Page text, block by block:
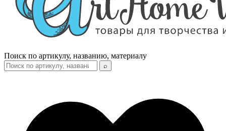
Поиск по артикулу, названию, материалу
⌕